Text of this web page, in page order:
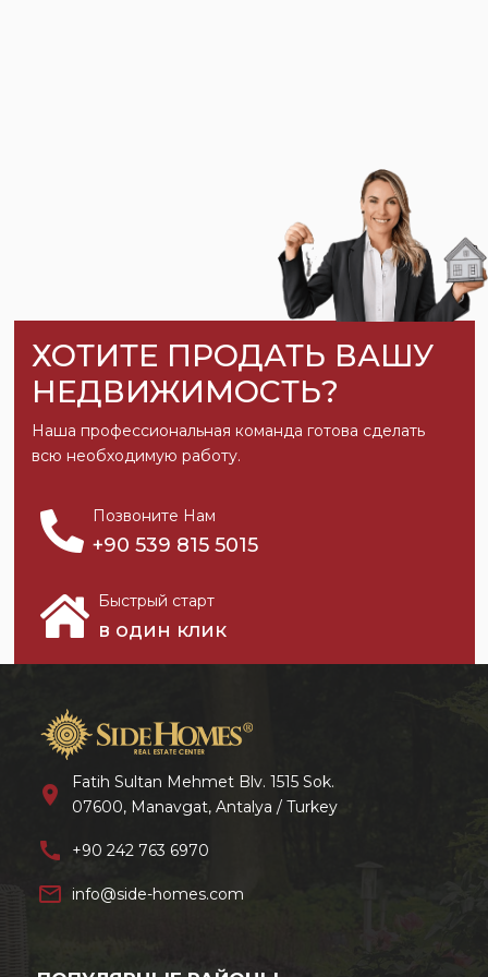
ХОТИТЕ ПРОДАТЬ ВАШУ
НЕДВИЖИМОСТЬ?
Наша профессиональная команда готова сделать
всю необходимую работу.
Позвоните Нам
+90 539 815 5015
Быстрый старт
в один клик
location_on
Fatih Sultan Mehmet Blv. 1515 Sok.
07600, Manavgat, Antalya / Turkey
call +90 242 763 6970
mail_outline info@side-homes.com